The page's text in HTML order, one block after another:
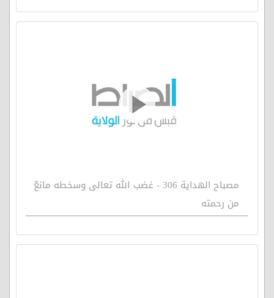
مصباح الهداية 306 - غضب الله تعالى وسخطه مانعٌ
من رحمته